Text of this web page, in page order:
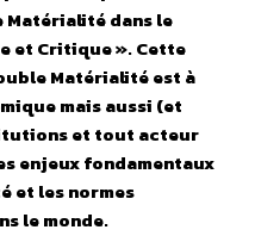
dans le
et Critique ». Cette
Matérialité est à
mais aussi (et
et tout acteur
enjeux fondamentaux
et les normes
le monde.